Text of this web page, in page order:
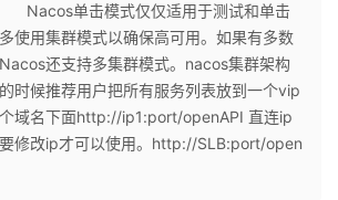
Nacos单击模式仅仅适用于测试和单击
使用集群模式以确保高可用。如果有多数
还支持多集群模式。nacos集群架构
时候推荐用户把所有服务列表放到一个vip
域名下面http://ip1:port/openAPI 直连ip
修改ip才可以使用。http://SLB:port/open